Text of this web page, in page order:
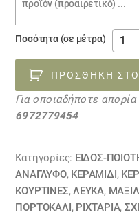
Ποσότητα (σε μέτρα)
και
ΠΡΟΣΘΉΚΗ ΣΤΟ
Για οποιαδήποτε
6972779454
Κατηγορίες: ΕΙΔΟΣ-
ΑΝΆΓΛΥΦΟ, ΚΕΡΑΜΙΔΙ ,
ΚΟΥΡΤΊΝΕΣ,ΛΕΥΚΑ,
ΠΟΡΤΟΚΑΛΙ , ΡΙΧΤΆΡΙΑ,